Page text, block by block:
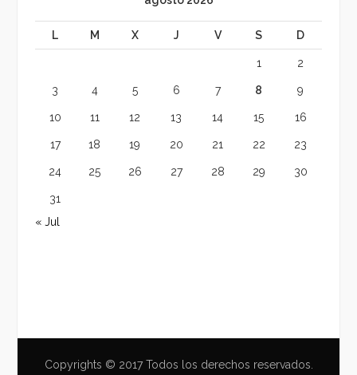
L M X J V S D
1 2
3 4 5 6 7 8 9
10 11 12 13 14 15 16
17 18 19 20 21 22 23
24 25 26 27 28 29 30
31
« Jul
Copyrights © 2017 Todos los derechos reservados.